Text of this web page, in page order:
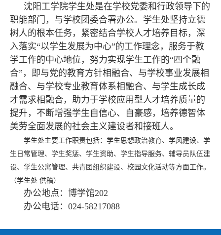
沈阳工学院学生处是在学校党委和行政领导下的
职能部门，与学校团委合署办公。学生处坚持立德
树人的根本任务，紧密结合学校人才培养目标，深
入落实“以学生发展为中心”的工作理念，服务于教
学工作的中心地位，努力实现学生工作的“四个融
合”，即与党的教育方针相融合、与学校事业发展相
融合、与学校专业教育体系相融合、与学生成长成
才需求相融合，助力于学校应用型人才培养质量的
提升，不断增强学生自信心、自豪感，培养德智体
美劳全面发展的社会主义建设者和接班人。
学生处主要工作职责包括： 学生思想政治教育、学风建设、学
生日常管理、学生奖惩、学生资助、学生指导服务、辅导员队伍建
设、学生公寓管理、共青团组织建设、校园文化活动等方面工作。
（学生处 供稿）
办公地点：博学馆202
办公电话：024-58217088